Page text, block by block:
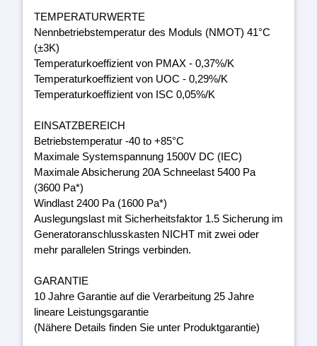
TEMPERATURWERTE
Nennbetriebstemperatur des Moduls (NMOT) 41°C
(±3K)
Temperaturkoeffizient von PMAX - 0,37%/K
Temperaturkoeffizient von UOC - 0,29%/K
Temperaturkoeffizient von ISC 0,05%/K
EINSATZBEREICH
Betriebstemperatur -40 to +85°C
Maximale Systemspannung 1500V DC (IEC)
Maximale Absicherung 20A Schneelast 5400 Pa
(3600 Pa*)
Windlast 2400 Pa (1600 Pa*)
Auslegungslast mit Sicherheitsfaktor 1.5 Sicherung im
Generatoranschlusskasten NICHT mit zwei oder
mehr parallelen Strings verbinden.
GARANTIE
10 Jahre Garantie auf die Verarbeitung 25 Jahre
lineare Leistungsgarantie
(Nähere Details finden Sie unter Produktgarantie)